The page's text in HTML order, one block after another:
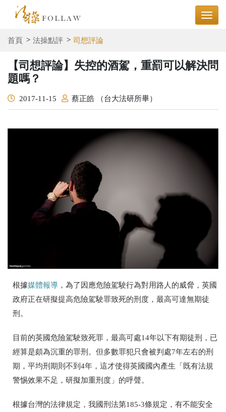
首頁 法操點評 司想評論
【司想評論】失控的酒駕，重罰可以解決問
題嗎？
2017-11-15 蔡正皓 （台大法研所畢）
根據媒體報導 ，為了因應危險駕駛行為對用路人的威脅，英國
政府正在研擬提高危險駕駛罪致死的刑度，最高可達無期徒
刑。
目前的英國危險駕駛致死罪，最高可處14年以下有期徒刑，已
經算是頗為沉重的罪刑。但多數罪犯只會被判處7年左右的刑
期，平均刑期則不到4年，這才使得英國國內產生「既有法規
警惕效果不足，研擬加重刑度」的呼聲。
根據台灣的法律規定，我國刑法第185-3條規定，有不能安全